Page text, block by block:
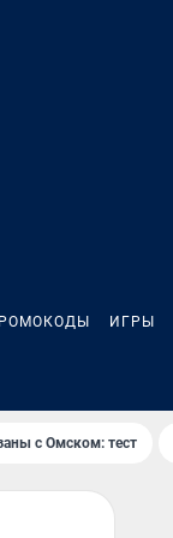
ИГРЫ
с Омском: тест